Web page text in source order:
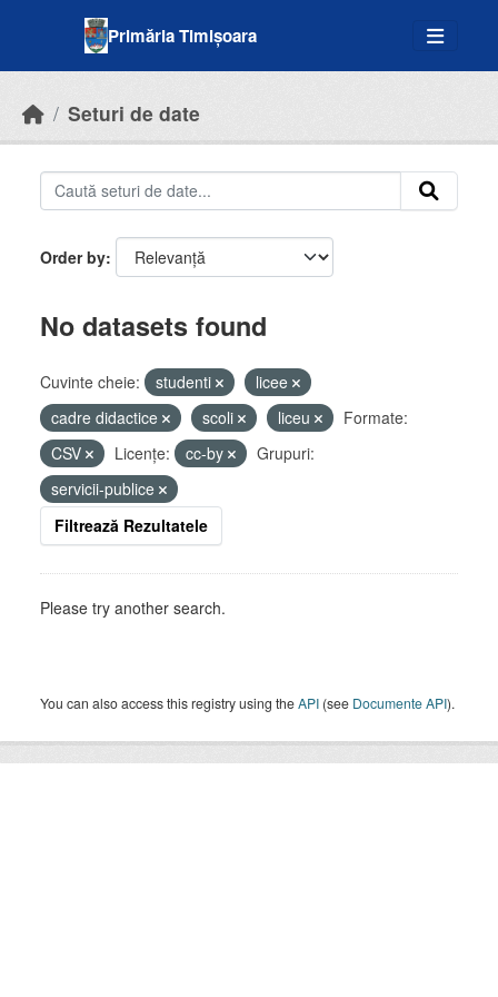
Primăria Timișoara
Seturi de date
Order by
No datasets found
Cuvinte cheie: studenti
licee
cadre didactice
scoli liceu
Formate:
CSV
Licenţe: cc-by
Grupuri:
servicii-publice
Filtrează Rezultatele
Please try another search.
You can also access this registry using theAPI (see Documente API).